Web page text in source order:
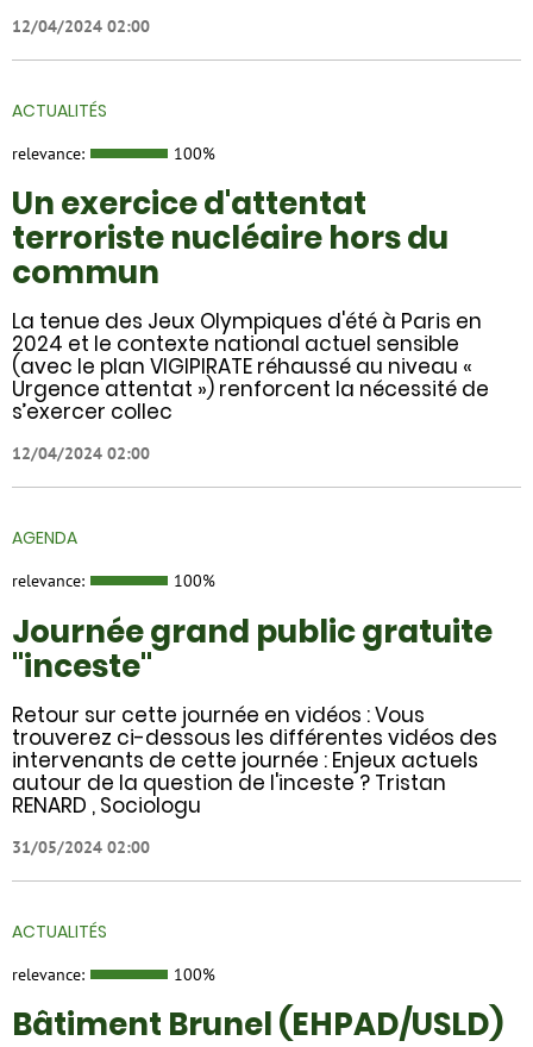
12/04/2024 02:00
ACTUALITÉS
relevance: 100%
Un exercice d'attentat
terroriste nucléaire hors du
commun
La tenue des Jeux Olympiques d'été à Paris en
2024 et le contexte national actuel sensible
(avec le plan VIGIPIRATE réhaussé au niveau «
Urgence attentat ») renforcent la nécessité de
s’exercer collec
12/04/2024 02:00
AGENDA
relevance: 100%
Journée grand public gratuite
"inceste"
Retour sur cette journée en vidéos : Vous
trouverez ci-dessous les différentes vidéos des
intervenants de cette journée : Enjeux actuels
autour de la question de l'inceste ? Tristan
RENARD , Sociologu
31/05/2024 02:00
ACTUALITÉS
relevance: 100%
Bâtiment Brunel (EHPAD/USLD)